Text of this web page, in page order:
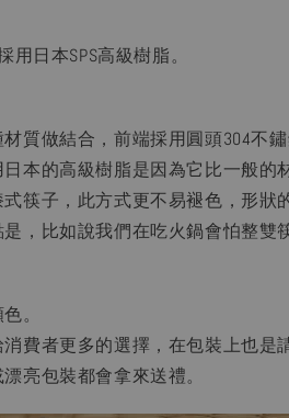
日本SPS高級樹脂。
質做結合，前端採用圓頭304不
本的高級樹脂是因為它比一般的
筷子，此方式更不易褪色，形狀
，比如說我們在吃火鍋會怕整雙
。
費者更多的選擇，在包裝上也是
亮包裝都會拿來送禮。